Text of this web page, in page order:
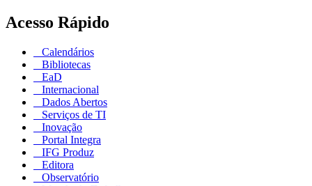
Acesso Rápido
Calendários
Bibliotecas
EaD
Internacional
Dados Abertos
Serviços de TI
Inovação
Portal Integra
IFG Produz
Editora
Observatório